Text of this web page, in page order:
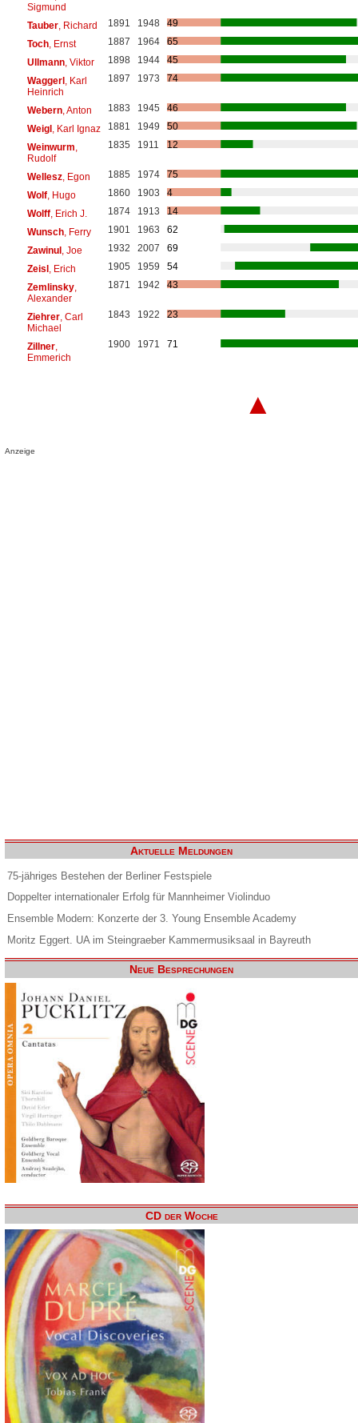
Sigmund
Tauber, Richard 1891 1948
49
Toch, Ernst 1887 1964
65
Ullmann, Viktor 1898 1944
45
Waggerl, Karl
Heinrich
1897 1973 74
Webern, Anton 1883 1945
46
Weigl, Karl Ignaz 1881 1949
50
Weinwurm
Rudolf
1835 1911 12
Wellesz, Egon 1885 1974
75
Wolf, Hugo 1860 1903
4
Wolff, Erich J. 1874 1913
14
Wunsch, Ferry 1901 1963
62
Zawinul, Joe 1932 2007
69
Zeisl, Erich 1905 1959
54
Zemlinsky,
Alexander
1871 1942 43
Ziehrer, Carl
Michael
1843 1922 23
Zillner,
Emmerich
1900 1971 71
▲
Anzeige
Aktuelle Meldungen
75-jähriges Bestehen der Berliner Festspiele
Doppelter internationaler Erfolg für Mannheimer Violinduo
Ensemble Modern: Konzerte der 3. Young Ensemble Academy
Moritz Eggert. UA im Steingraeber Kammermusiksaal in Bayreuth
Neue Besprechungen
CD der Woche